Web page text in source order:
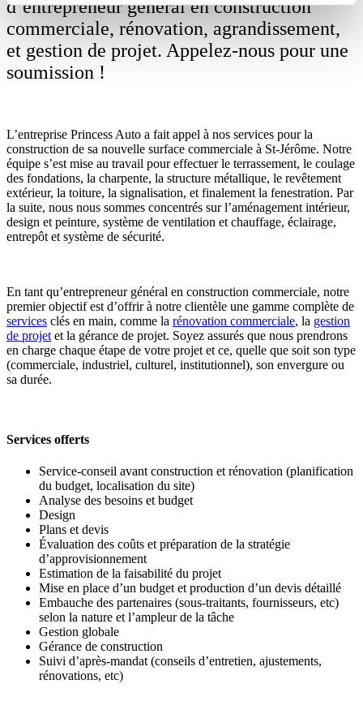
d’entrepreneur général en construction
commerciale, rénovation, agrandissement,
et gestion de projet. Appelez-nous pour une
soumission !
L’entreprise Princess Auto a fait appel à nos services pour la
construction de sa nouvelle surface commerciale à St-Jérôme. Notre
équipe s’est mise au travail pour effectuer le terrassement, le coulage
des fondations, la charpente, la structure métallique, le revêtement
extérieur, la toiture, la signalisation, et finalement la fenestration. Par
la suite, nous nous sommes concentrés sur l’aménagement intérieur,
design et peinture, système de ventilation et chauffage, éclairage,
entrepôt et système de sécurité.
En tant qu’entrepreneur général en construction commerciale, notre
premier objectif est d’offrir à notre clientèle une gamme complète de
services clés en main, comme la rénovation commerciale, la gestion
de projet et la gérance de projet. Soyez assurés que nous prendrons
en charge chaque étape de votre projet et ce, quelle que soit son type
(commerciale, industriel, culturel, institutionnel), son envergure ou
sa durée.
Services offerts
Service-conseil avant construction et rénovation (planification
du budget, localisation du site)
Analyse des besoins et budget
Design
Plans et devis
Évaluation des coûts et préparation de la stratégie
d’approvisionnement
Estimation de la faisabilité du projet
Mise en place d’un budget et production d’un devis détaillé
Embauche des partenaires (sous-traitants, fournisseurs, etc)
selon la nature et l’ampleur de la tâche
Gestion globale
Gérance de construction
Suivi d’après-mandat (conseils d’entretien, ajustements,
rénovations, etc)